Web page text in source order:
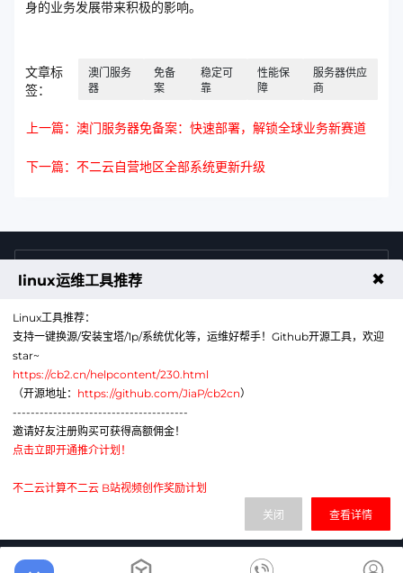
身的业务发展带来积极的影响。
文章标
签：
澳门服务
器
免备
案
稳定可
靠
性能保
障
服务器供应
商
上一篇：澳门服务器免备案：快速部署，解锁全球业务新赛道
下一篇：不二云自营地区全部系统更新升级
售前咨询热线
公众号
网站备案号：辽ICP备2024043856号-6
linux运维工具推荐 ✖
Linux工具推荐：
支持一键换源/安装宝塔/1p/系统优化等，运维好帮手！Github开源工具，欢迎
star~
https://cb2.cn/helpcontent/230.html
（开源地址： https://github.com/JiaP/cb2cn）
---------------------------------------
邀请好友注册购买可获得高额佣金！
点击立即开通推介计划！
不二云计算不二云 B站视频创作奖励计划
查看详情
关闭